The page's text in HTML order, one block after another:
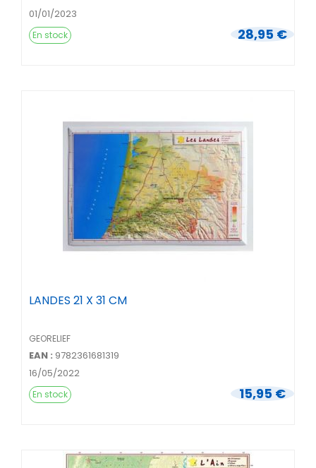
01/01/2023
28,95 €
En stock
LANDES 21 X 31 CM
GEORELIEF
EAN : 9782361681319
16/05/2022
15,95 €
En stock